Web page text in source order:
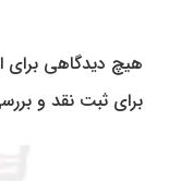
هیچ دیدگاهی
برای ثبت نقد و